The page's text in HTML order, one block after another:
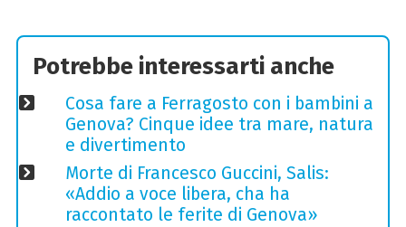
Potrebbe interessarti anche
Cosa fare a Ferragosto con i bambini a
Genova? Cinque idee tra mare, natura
e divertimento
Morte di Francesco Guccini, Salis:
«Addio a voce libera, cha ha
raccontato le ferite di Genova»